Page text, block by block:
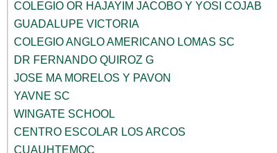
COLEGIO OR HAJAYIM JACOBO Y YOSI COJAB
GUADALUPE VICTORIA
COLEGIO ANGLO AMERICANO LOMAS SC
DR FERNANDO QUIROZ G
JOSE MA MORELOS Y PAVON
YAVNE SC
WINGATE SCHOOL
CENTRO ESCOLAR LOS ARCOS
CUAUHTEMOC